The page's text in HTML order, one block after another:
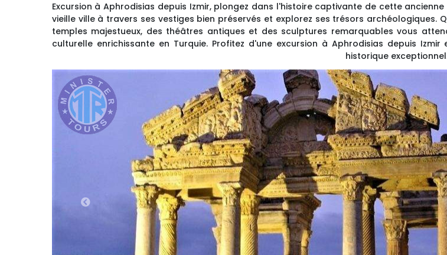
Excursion à Aphrodisias depuis Izmir, plongez dans l'histoire captivante de cette
vieille ville à travers ses vestiges bien préservés et explorez ses trésors archéologiques.
temples majestueux, des théâtres antiques et des sculptures remarquables vous
culturelle enrichissante en Turquie. Profitez d'une excursion à Aphrodisias depuis
historique